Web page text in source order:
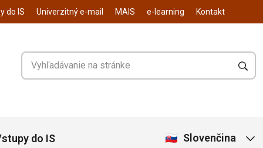
do IS Univerzitný e-mail MAIS e-learning Kontakt
do IS Slovenčina